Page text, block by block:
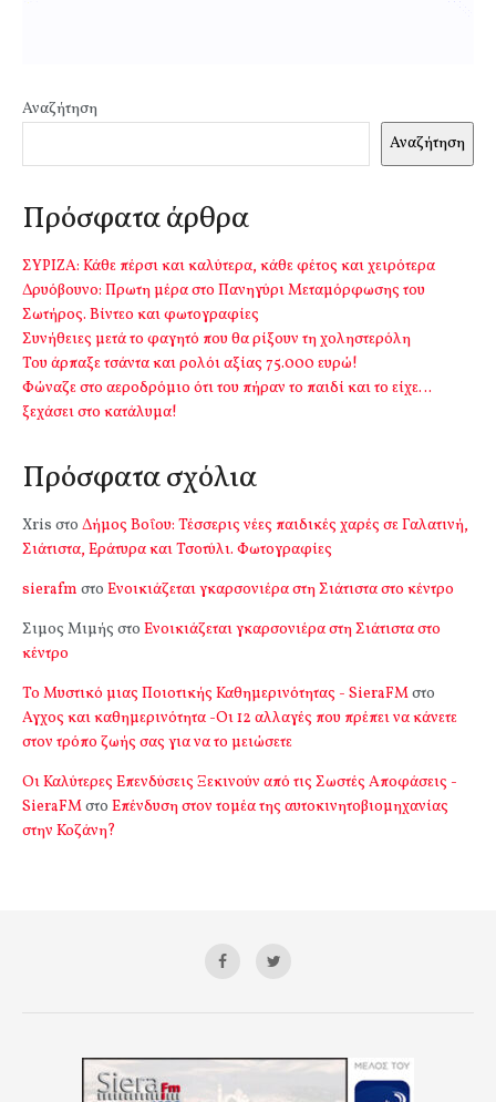
Αναζήτηση
Αναζήτηση
Πρόσφατα άρθρα
ΣΥΡΙΖΑ: Κάθε πέρσι και καλύτερα, κάθε φέτος και χειρότερα
Δρυόβουνο: Πρωτη μέρα στο Πανηγύρι Μεταμόρφωσης του
Σωτήρος. Βίντεο και φωτογραφίες
Συνήθειες μετά το φαγητό που θα ρίξουν τη χοληστερόλη
Του άρπαξε τσάντα και ρολόι αξίας 75.000 ευρώ!
Φώναζε στο αεροδρόμιο ότι του πήραν το παιδί και το είχε…
ξεχάσει στο κατάλυμα!
Πρόσφατα σχόλια
Xris στο Δήμος Βοΐου: Τέσσερις νέες παιδικές χαρές σε Γαλατινή,
Σιάτιστα, Εράτυρα και Τσοτύλι. Φωτογραφίες
sierafm στο Ενοικιάζεται γκαρσονιέρα στη Σιάτιστα στο κέντρο
Σιμος Μιμής στο Ενοικιάζεται γκαρσονιέρα στη Σιάτιστα στο
κέντρο
Το Μυστικό μιας Ποιοτικής Καθημερινότητας - SieraFMστο
Αγχος και καθημερινότητα -Οι 12 αλλαγές που πρέπει να κάνετε
στον τρόπο ζωής σας για να το μειώσετε
Οι Καλύτερες Επενδύσεις Ξεκινούν από τις Σωστές Αποφάσεις -
SieraFMστο Επένδυση στον τομέα της αυτοκινητοβιομηχανίας
στην Κοζάνη?